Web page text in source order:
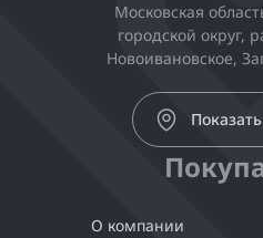
Московская
городской округ,
Новоивановское,
О компании